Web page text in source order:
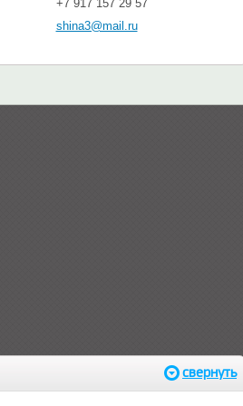
+7 917 157 29 57
shina3@mail.ru
свернуть